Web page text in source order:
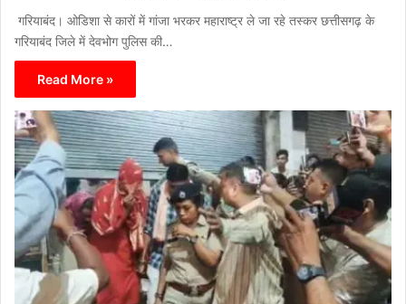
गरियाबंद। ओडिशा से कारों में गांजा भरकर महाराष्ट्र ले जा रहे तस्कर छत्तीसगढ़ के
गरियाबंद जिले में देवभोग पुलिस की…
Read More »